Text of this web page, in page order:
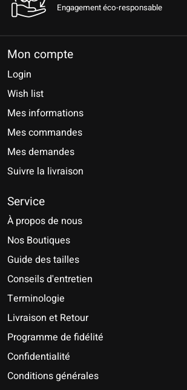
Engagement éco-responsable
Mon compte
Login
Wish list
Mes informations
Mes commandes
Mes demandes
Suivre la livraison
Service
À propos de nous
Nos Boutiques
Guide des tailles
Conseils d'entretien
Terminologie
Livraison et Retour
Programme de fidélité
Confidentialité
Conditions générales